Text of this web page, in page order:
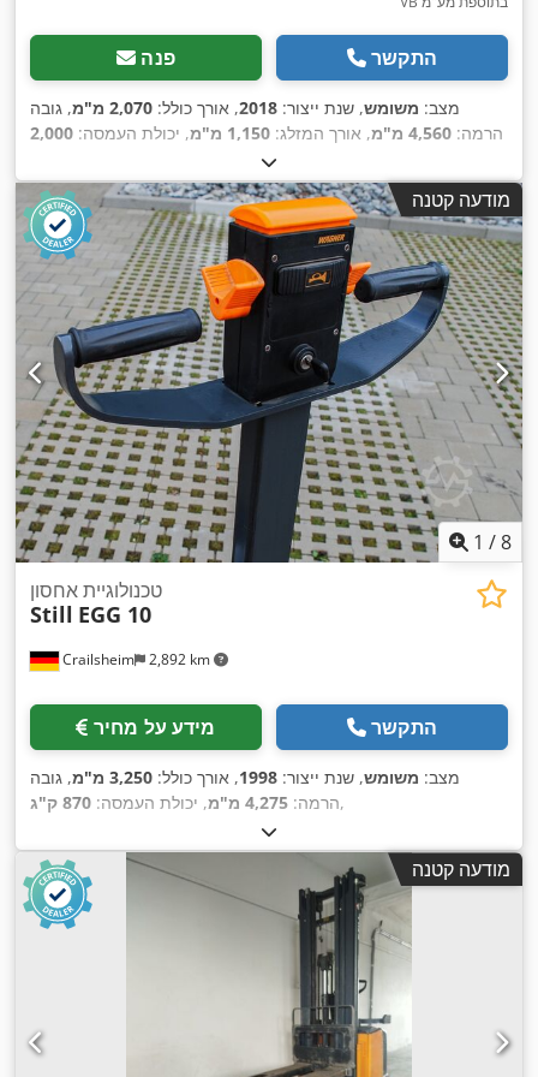
פנה התקשר
מצב: משומש, שנת ייצור: 2018, אורך כולל: 2,070 מ"מ
, גובה
הרמה: 4,560 מ"מ , אורך המזלג: 1,150 מ"מ , יכולת העמסה: 2,000
מודעה קטנה
1 /8
Crailsheim 2,892 km
טכנולוגיית אחסון
Still EGG 10
מידע על מחיר התקשר
מצב: משומש, שנת ייצור: 1998, אורך כולל: 3,250 מ"מ
, גובה
הרמה: 4,275 מ"מ , יכולת העמסה: 870 ק"ג ,
מודעה קטנה